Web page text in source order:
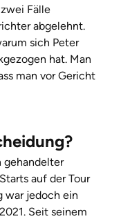
Fälle
abgelehnt.
sich Peter
hat. Man
man vor Gericht
gehandelter
auf der Tour
war jedoch ein
Seit seinem